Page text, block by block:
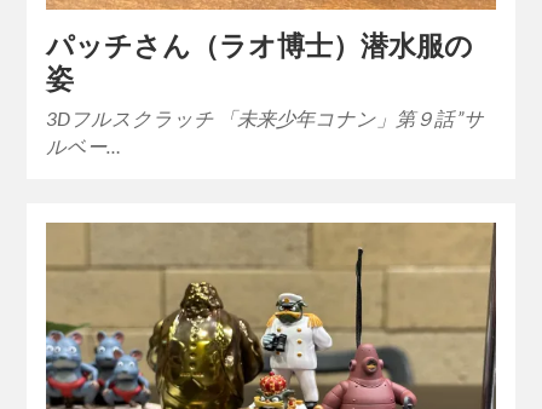
パッチさん（ラオ博士）潜水服の
姿
3Dフルスクラッチ 「未来少年コナン」第９話 ”サ
ルベー…